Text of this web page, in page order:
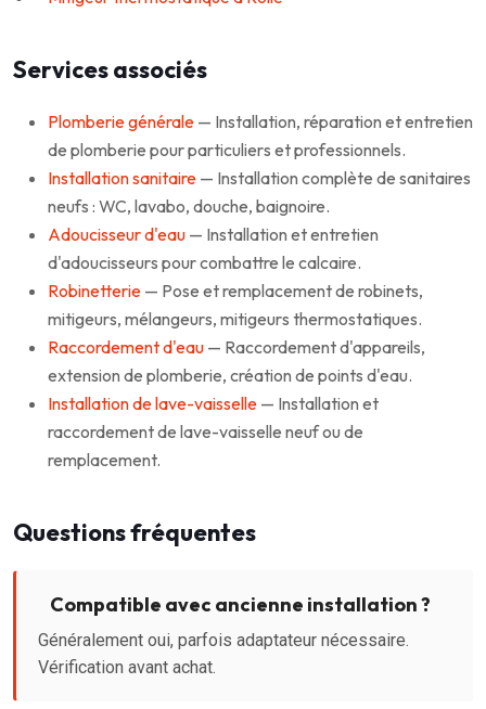
Services associés
Plomberie générale — Installation, réparation et entretien
de plomberie pour particuliers et professionnels.
Installation sanitaire — Installation complète de sanitaires
neufs : WC, lavabo, douche, baignoire.
Adoucisseur d'eau — Installation et entretien
d'adoucisseurs pour combattre le calcaire.
Robinetterie — Pose et remplacement de robinets,
mitigeurs, mélangeurs, mitigeurs thermostatiques.
Raccordement d'eau — Raccordement d'appareils,
extension de plomberie, création de points d'eau.
Installation de lave-vaisselle — Installation et
raccordement de lave-vaisselle neuf ou de
remplacement.
Questions fréquentes
Compatible avec ancienne installation ?
Généralement oui, parfois adaptateur nécessaire.
Vérification avant achat.